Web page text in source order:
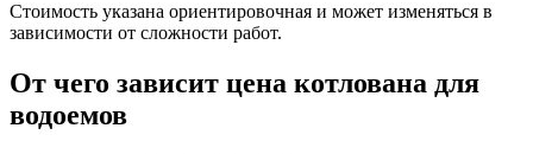
Стоимость указана ориентировочная и может изменяться в
зависимости от сложности работ.
От чего зависит цена котлована для
водоемов